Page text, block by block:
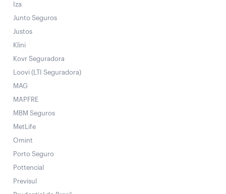
Iza
Junto Seguros
Justos
Klini
Kovr Seguradora
Loovi (LTI Seguradora)
MAG
MAPFRE
MBM Seguros
MetLife
Omint
Porto Seguro
Pottencial
Previsul